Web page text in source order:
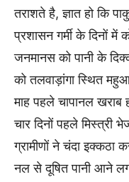
तराशते है, ज्ञात हो कि
प्रशासन गर्मी के दिनों
जनमानस को पानी के
को तलवाड़ांगा स्थित
माह पहले चापानल खराब
चार दिनों पहले मिस्त्री
ग्रामीणों ने चंदा इक्कठा
नल से दूषित पानी आने